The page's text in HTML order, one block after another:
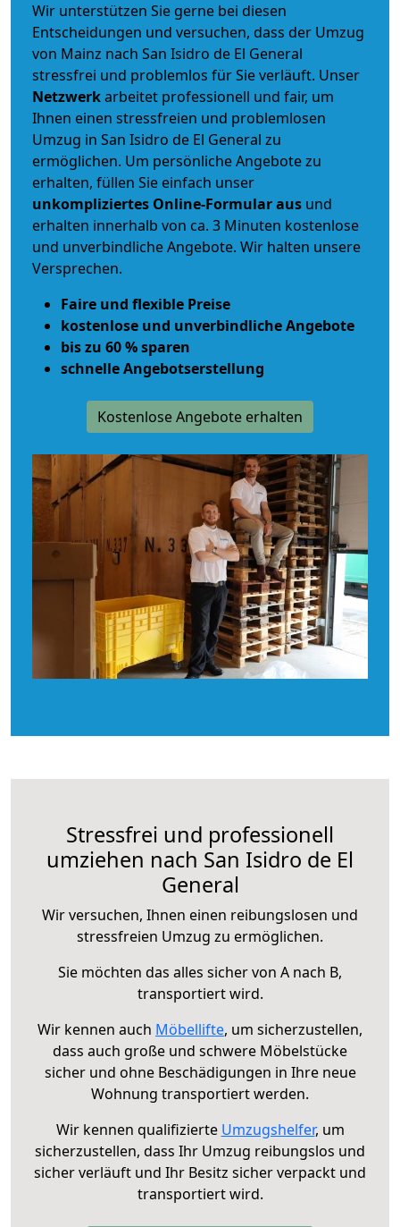
Wir unterstützen Sie gerne bei diesen
Entscheidungen und versuchen, dass der Umzug
von Mainz nach San Isidro de El General
stressfrei und problemlos für Sie verläuft. Unser
Netzwerkarbeitet professionell und fair, um
Ihnen einen stressfreien und problemlosen
Umzug in San Isidro de El General zu
ermöglichen. Um persönliche Angebote zu
erhalten, füllen Sie einfach unser
unkompliziertes Online-Formular aus und
erhalten innerhalb von ca. 3 Minuten kostenlose
und unverbindliche Angebote. Wir halten unsere
Versprechen.
Faire und flexible Preise
kostenlose und unverbindliche Angebote
bis zu 60 % sparen
schnelle Angebotserstellung
Kostenlose Angebote erhalten
Stressfrei und professionell
umziehen nach San Isidro de El
General
Wir versuchen, Ihnen einen reibungslosen und
stressfreien Umzug zu ermöglichen.
Sie möchten das alles sicher von A nach B,
transportiert wird.
Wir kennen auch Möbellifte, um sicherzustellen,
dass auch große und schwere Möbelstücke
sicher und ohne Beschädigungen in Ihre neue
Wohnung transportiert werden.
Wir kennen qualifizierte Umzugshelfer, um
sicherzustellen, dass Ihr Umzug reibungslos und
sicher verläuft und Ihr Besitz sicher verpackt und
transportiert wird.